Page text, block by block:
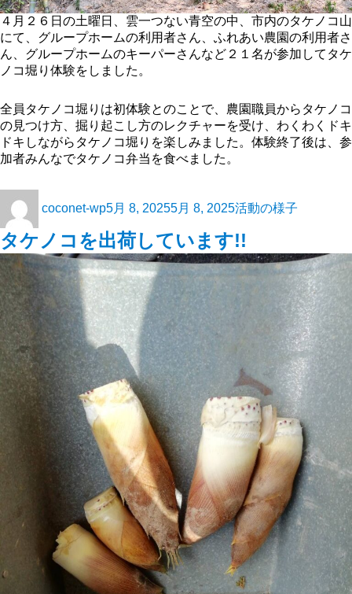
４月２６日の土曜日、雲一つない青空の中、市内のタケノコ山
にて、グループホームの利用者さん、ふれあい農園の利用者さ
ん、グループホームのキーパーさんなど２１名が参加してタケ
ノコ堀り体験をしました。
全員タケノコ堀りは初体験とのことで、農園職員からタケノコ
の見つけ方、掘り起こし方のレクチャーを受け、わくわくドキ
ドキしながらタケノコ堀りを楽しみました。体験終了後は、参
加者みんなでタケノコ弁当を食べました。
coconet-wp5月 8, 20255月 8, 2025活動の様子
タケノコを出荷しています!!